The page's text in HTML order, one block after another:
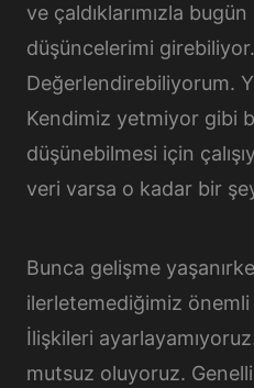
ve çaldıklarımızla
düşüncelerimi
Değerlendirebiliyorum.
Kendimiz yetmiyor gibi
düşünebilmesi için
veri varsa o kadar bir
Bunca gelişme
ilerletemediğimiz
İlişkileri
mutsuz oluyoruz.